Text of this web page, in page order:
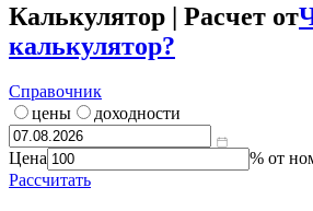
Калькулятор | Расчет от
калькулятор?
Справочник
цены
доходности
Цена
% от
Рассчитать